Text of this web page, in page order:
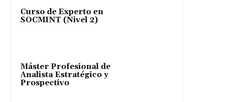
Curso de Experto en
SOCMINT (Nivel 2)
Máster Profesional de
Analista Estratégico y
Prospectivo